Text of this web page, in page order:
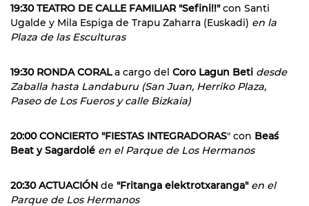
19:30 TEATRO DE CALLE FAMILIAR "Sefini!!"con Santi
Ugalde y Mila Espiga de Trapu Zaharra (Euskadi) en la
Plaza de las Esculturas
19:30 RONDA CORALa cargo del Coro Lagun Beti desde
Zaballa hasta Landaburu (San Juan, Herriko Plaza,
Paseo de Los Fueros y calle Bizkaia)
20:00 CONCIERTO "FIESTAS INTEGRADORAS" con Bea´s
Beat y Sagardolé en el Parque de Los Hermanos
20:30 ACTUACIÓN de "Fritanga elektrotxaranga" en el
Parque de Los Hermanos